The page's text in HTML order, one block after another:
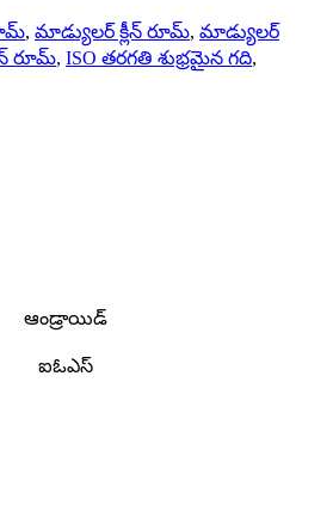
, మాడ్యులర్ క్లీన్ రూమ్, మాడ్యులర్
రూమ్, ISO తరగతి శుభ్రమైన గది,
ఆండ్రాయిడ్
ఐఓఎస్